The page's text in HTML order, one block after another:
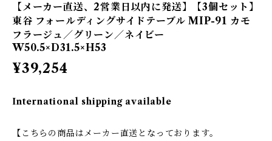
【メーカー直送、2営業日以内に発送】【3個セット】
東谷 フォールディングサイドテーブル MIP-91 カモ
フラージュ／グリーン／ネイビー
W50.5×D31.5×H53
¥39,254
International shipping available
【こちらの商品はメーカー直送となっております。